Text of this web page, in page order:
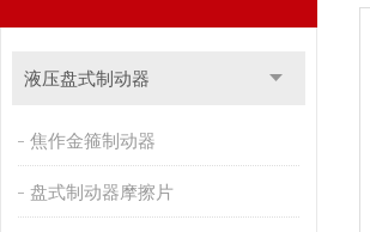
液压盘式制动器
焦作金箍制动器
盘式制动器摩擦片